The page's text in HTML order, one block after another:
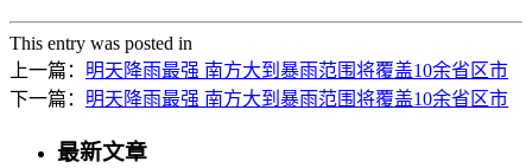
This entry was posted in
上一篇： 明天降雨最强 南方大到暴雨范围将覆盖10余省区市
下一篇： 明天降雨最强 南方大到暴雨范围将覆盖10余省区市
最新文章